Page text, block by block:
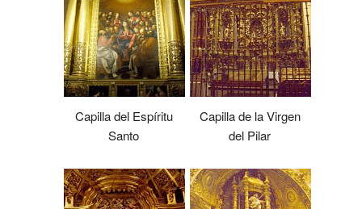
Capilla del Espíritu
Santo
Capilla de la Virgen
del Pilar